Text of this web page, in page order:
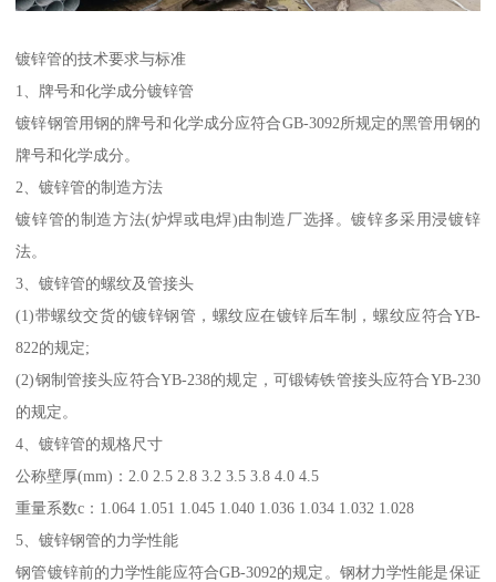
镀锌管的技术要求与标准
1、牌号和化学成分镀锌管
镀锌钢管用钢的牌号和化学成分应符合GB-3092所规定的黑管用钢的
牌号和化学成分。
2、镀锌管的制造方法
镀锌管的制造方法(炉焊或电焊)由制造厂选择。镀锌多采用浸镀锌
法。
3、镀锌管的螺纹及管接头
(1)带螺纹交货的镀锌钢管，螺纹应在镀锌后车制，螺纹应符合YB-
822的规定;
(2)钢制管接头应符合YB-238的规定，可锻铸铁管接头应符合YB-230
的规定。
4、镀锌管的规格尺寸
公称壁厚(mm)：2.0 2.5 2.8 3.2 3.5 3.8 4.0 4.5
重量系数c：1.064 1.051 1.045 1.040 1.036 1.034 1.032 1.028
5、镀锌钢管的力学性能
钢管镀锌前的力学性能应符合GB-3092的规定。钢材力学性能是保证